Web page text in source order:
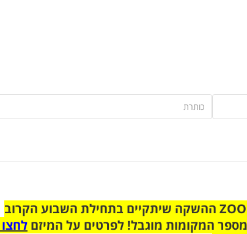
הצטרפו לקבוצת הוואטסאפ לקראת ZOOM ההשקה שיתקיים בתחילת השבוע הקרוב
המקומות מוגבל! לפרטים על המיזם